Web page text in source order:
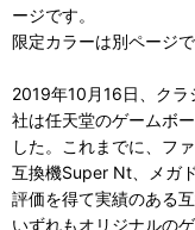
ージです。
限定カラーは別ページで
2019年10月16日、ク
社は任天堂のゲームボ
した。これまでに、フ
互換機Super Nt、メガ
評価を得て実績のある
いずれもオリジナルの